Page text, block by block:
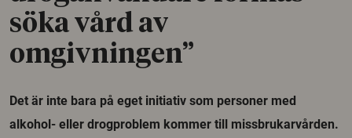
söka vård av
omgivningen”
Det är inte bara på eget initiativ som personer med
alkohol- eller drogproblem kommer till missbrukarvården.